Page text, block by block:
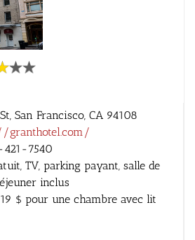
San Francisco, CA 94108
granthotel.com/
421-7540
TV, parking payant, salle de
inclus
$ pour une chambre avec lit